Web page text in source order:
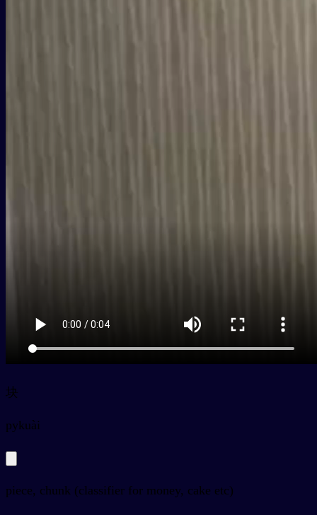
块
pykuài
piece, chunk (classifier for money, cake etc)